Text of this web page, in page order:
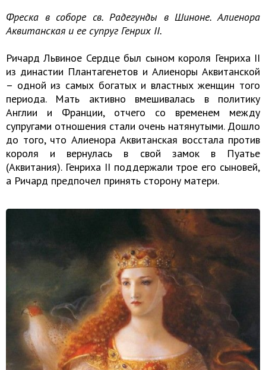
Фреска в соборе св. Радегунды в Шиноне. Алиенора
Аквитанская и ее супруг Генрих II.
Ричард Львиное Сердце был сыном короля Генриха II
из династии Плантагенетов и Алиеноры Аквитанской
– одной из самых богатых и властных женщин того
периода. Мать активно вмешивалась в политику
Англии и Франции, отчего со временем между
супругами отношения стали очень натянутыми. Дошло
до того, что Алиенора Аквитанская восстала против
короля и вернулась в свой замок в Пуатье
(Аквитания). Генриха II поддержали трое его сыновей,
а Ричард предпочел принять сторону матери.